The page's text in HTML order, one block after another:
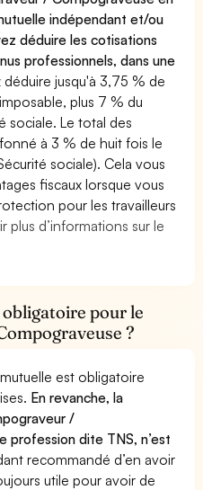
indépendant et/ou
déduire les cotisations
professionnels, dans une
déduire jusqu'à 3,75 % de
plus 7 % du
sociale. Le total des
à 3 % de huit fois le
sociale). Cela vous
fiscaux lorsque vous
pour les travailleurs
plus d’informations sur le
pour le
?
est obligatoire
En revanche, la
/
profession dite TNS, n’est
recommandé d’en avoir
utile pour avoir de